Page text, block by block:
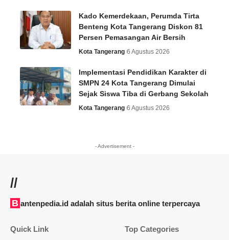
Kado Kemerdekaan, Perumda Tirta
Benteng Kota Tangerang Diskon 81
Persen Pemasangan Air Bersih
Kota Tangerang 6 Agustus 2026
Implementasi Pendidikan Karakter di
SMPN 24 Kota Tangerang Dimulai
Sejak Siswa Tiba di Gerbang Sekolah
Kota Tangerang 6 Agustus 2026
- Advertisement -
//
Bantenpedia.id adalah situs berita online terpercaya
Quick Link Top Categories